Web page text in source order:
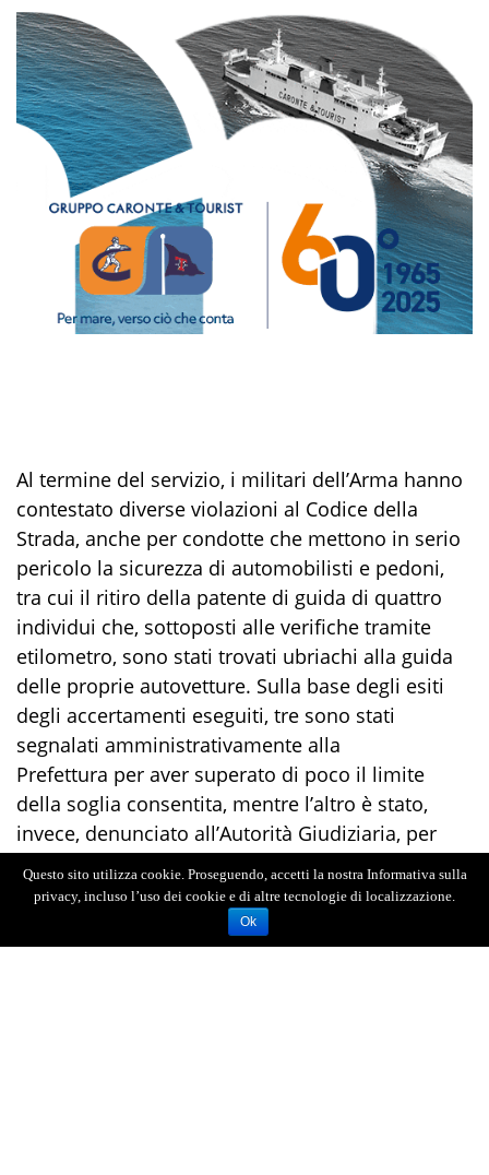
Al termine del servizio, i militari dell’Arma hanno
contestato diverse violazioni al Codice della
Strada, anche per condotte che mettono in serio
pericolo la sicurezza di automobilisti e pedoni,
tra cui il ritiro della patente di guida di quattro
individui che, sottoposti alle verifiche tramite
etilometro, sono stati trovati ubriachi alla guida
delle proprie autovetture. Sulla base degli esiti
degli accertamenti eseguiti, tre sono stati
segnalati amministrativamente alla
Prefettura per aver superato di poco il limite
della soglia consentita, mentre l’altro è stato,
invece, denunciato all’Autorità Giudiziaria, per
guida in stato di ebrezza.
Questo sito utilizza cookie. Proseguendo, accetti la nostra Informativa sulla
privacy, incluso l’uso dei cookie e di altre tecnologie di localizzazione.
Ok